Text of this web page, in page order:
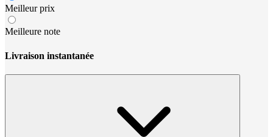
Meilleur prix
Meilleure note
Livraison instantanée